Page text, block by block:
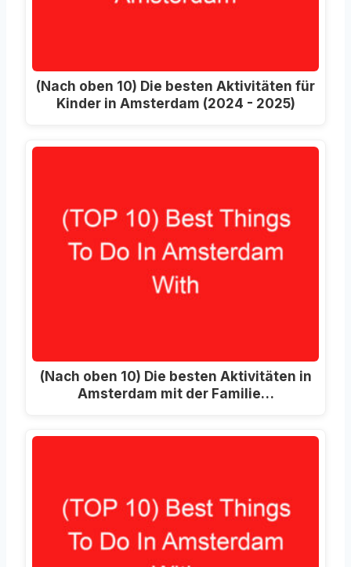
(Nach oben 10) Die besten Aktivitäten für
Kinder in Amsterdam (2024 - 2025)
(Nach oben 10) Die besten Aktivitäten in
Amsterdam mit der Familie…